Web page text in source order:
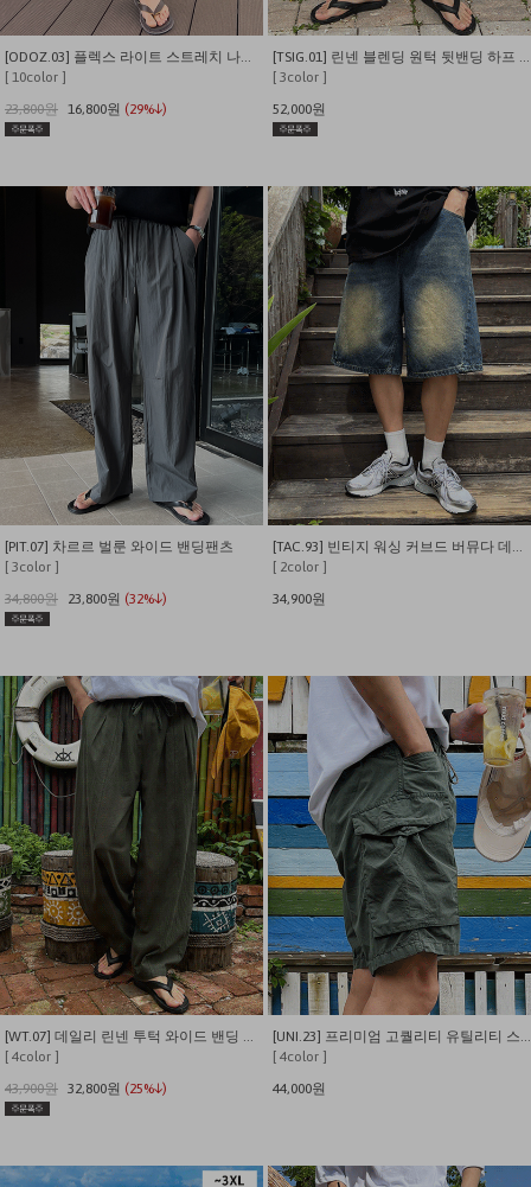
[ 10color ]
23,800원 16,800원 (29%↓)
[ 3color ]
52,000원
[PIT.07] 차르르 벌룬 와이드 밴딩팬츠
[ 3color ]
34,800원
23,800원 (32%↓)
[TAC.93] 빈티지 워싱 커브드 버뮤다 데님 팬츠
[ 2color ]
34,900원
[WT.07] 데일리 린넨 투턱 와이드 밴딩 팬츠
[ 4color ]
43,900원 32,800원 (25%↓)
[UNI.23] 프리미엄 고퀄리티 유틸리티 스톤워싱 카고 반바지
[ 4color ]
44,000원